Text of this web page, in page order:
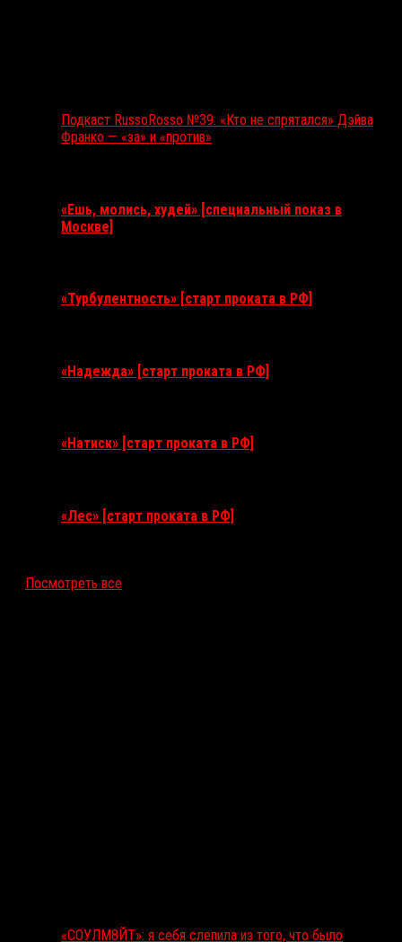
Подкаст RussoRosso №39: «Кто не спрятался» Дэйва
Франко — «за» и «против»
«Ешь, молись, худей» [специальный показ в
Москве]
«Турбулентность» [старт проката в РФ]
«Надежда» [старт проката в РФ]
«Натиск» [старт проката в РФ]
«Лес» [старт проката в РФ]
Посмотреть все
«СОУЛМ8ЙТ»: я себя слепила из того, что было